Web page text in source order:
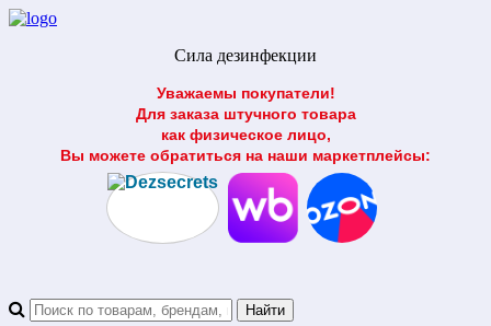
Сила дезинфекции
Уважаемы покупатели!
Для заказа штучного товара
как физическое лицо,
Вы можете обратиться на наши маркетплейсы: